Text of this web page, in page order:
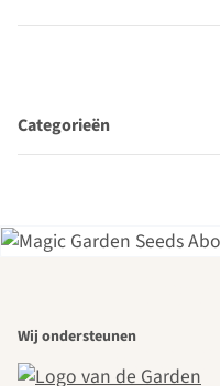
Categorieën
Wij ondersteunen